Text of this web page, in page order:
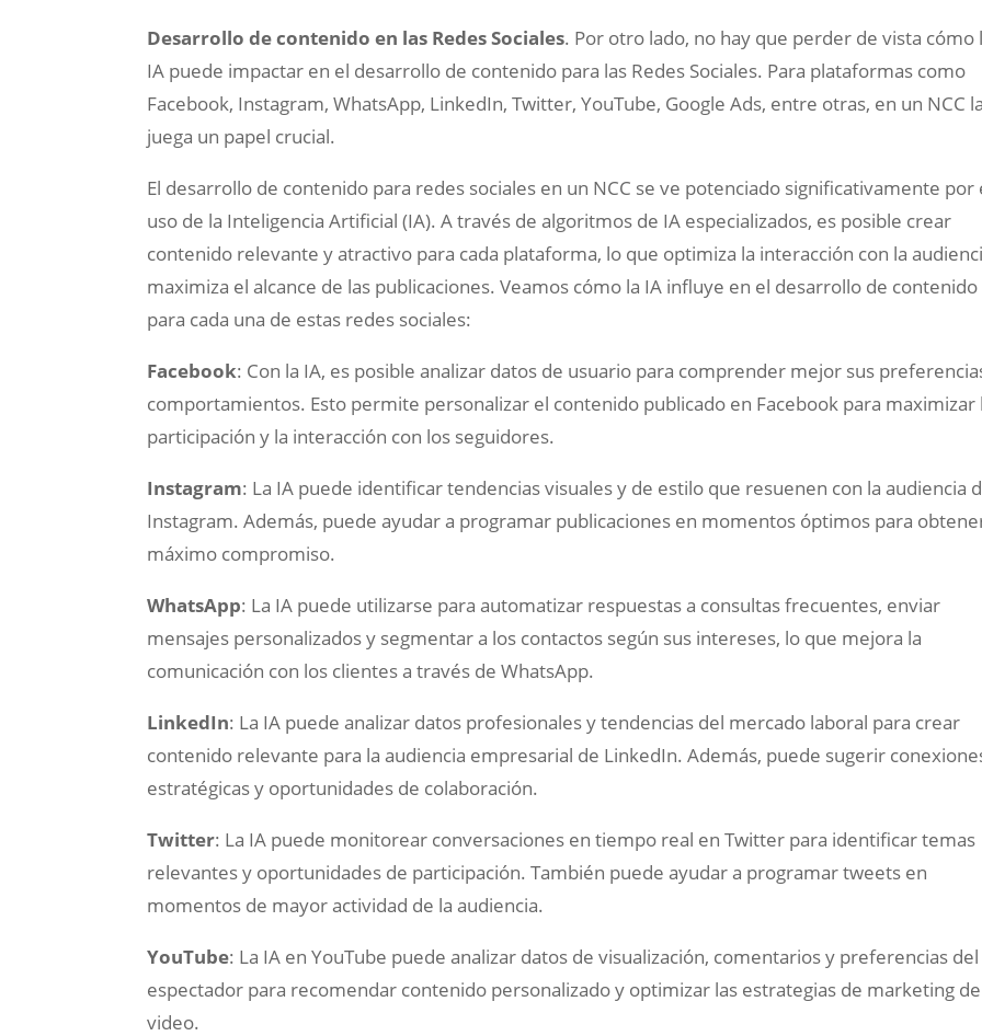
Desarrollo de contenido en las Redes Sociales. Por otro lado, no hay que perder de vista cómo
IA puede impactar en el desarrollo de contenido para las Redes Sociales. Para plataformas como
Facebook, Instagram, WhatsApp, LinkedIn, Twitter, YouTube, Google Ads, entre otras, en un NCC
juega un papel crucial.
El desarrollo de contenido para redes sociales en un NCC se ve potenciado significativamente por
uso de la Inteligencia Artificial (IA). A través de algoritmos de IA especializados, es posible crear
contenido relevante y atractivo para cada plataforma, lo que optimiza la interacción con la
maximiza el alcance de las publicaciones. Veamos cómo la IA influye en el desarrollo de contenido
para cada una de estas redes sociales:
Facebook: Con la IA, es posible analizar datos de usuario para comprender mejor sus
comportamientos. Esto permite personalizar el contenido publicado en Facebook para maximizar
participación y la interacción con los seguidores.
Instagram: La IA puede identificar tendencias visuales y de estilo que resuenen con la audiencia
Instagram. Además, puede ayudar a programar publicaciones en momentos óptimos para
máximo compromiso.
WhatsApp: La IA puede utilizarse para automatizar respuestas a consultas frecuentes, enviar
mensajes personalizados y segmentar a los contactos según sus intereses, lo que mejora la
comunicación con los clientes a través de WhatsApp.
LinkedIn: La IA puede analizar datos profesionales y tendencias del mercado laboral para crear
contenido relevante para la audiencia empresarial de LinkedIn. Además, puede sugerir
estratégicas y oportunidades de colaboración.
Twitter: La IA puede monitorear conversaciones en tiempo real en Twitter para identificar temas
relevantes y oportunidades de participación. También puede ayudar a programar tweets en
momentos de mayor actividad de la audiencia.
YouTube: La IA en YouTube puede analizar datos de visualización, comentarios y preferencias del
espectador para recomendar contenido personalizado y optimizar las estrategias de marketing de
video.